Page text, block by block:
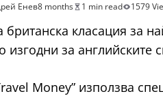
Енев8 months 1 min read 1579
класация за
изгодни за английските
Money” използва